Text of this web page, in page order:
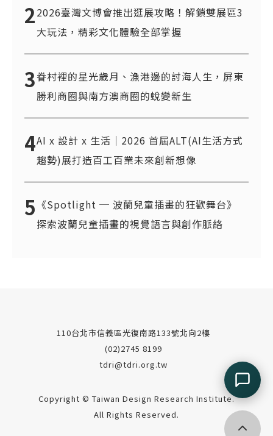
22026臺灣文博會推出逛展攻略！解鎖雙展區3
大玩法，精彩文化體驗全部掌握
3眷村裡的星光歲月、漁港邊的討海人生，屏東
勝利商圈與南方澳商圈的蛻變新生
4AI x 設計 x 生活｜2026 首屆ALT(AI生活方式
趨勢)展打造百工百業未來創新想像
5 《Spotlight ─ 波蘭兒童插畫的狂歡舞台》
探索波蘭兒童插畫的視覺語言與創作脈絡
110台北市信義區光復南路133號北向2樓
(02)2745 8199
tdri@tdri.org.tw
Copyright © Taiwan Design Research Institute.
All Rights Reserved.
回到頂端